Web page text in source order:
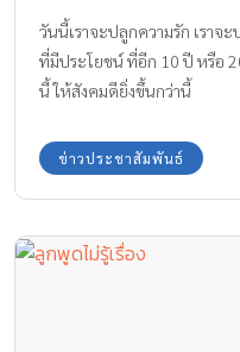
วันนี้เราจะปลูกความรัก เราจ
ที่มีประโยชน์ ที่อีก 10 ปี หรือ
นี้ ให้สังคมดียิ่งขึ้นกว่านี้
ข่าวประชาสัมพันธ์